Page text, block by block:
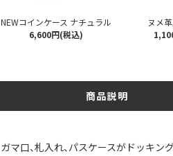
NEWコインケース ナチュラル
6,600円(税込)
ヌメ
商品説明
ガマ口、札入れ、パスケースがドッキン